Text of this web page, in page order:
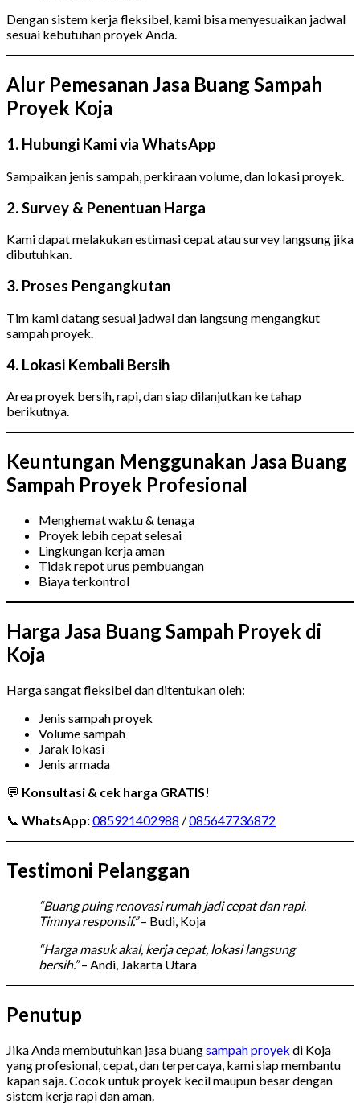
Dengan sistem kerja fleksibel, kami bisa menyesuaikan jadwal
sesuai kebutuhan proyek Anda.
Alur Pemesanan Jasa Buang Sampah
Proyek Koja
1. Hubungi Kami via WhatsApp
Sampaikan jenis sampah, perkiraan volume, dan lokasi proyek.
2. Survey & Penentuan Harga
Kami dapat melakukan estimasi cepat atau survey langsung jika
dibutuhkan.
3. Proses Pengangkutan
Tim kami datang sesuai jadwal dan langsung mengangkut
sampah proyek.
4. Lokasi Kembali Bersih
Area proyek bersih, rapi, dan siap dilanjutkan ke tahap
berikutnya.
Keuntungan Menggunakan Jasa Buang
Sampah Proyek Profesional
Menghemat waktu & tenaga
Proyek lebih cepat selesai
Lingkungan kerja aman
Tidak repot urus pembuangan
Biaya terkontrol
Harga Jasa Buang Sampah Proyek di
Koja
Harga sangat fleksibel dan ditentukan oleh:
Jenis sampah proyek
Volume sampah
Jarak lokasi
Jenis armada
💬 Konsultasi & cek harga GRATIS!
📞 WhatsApp:085921402988 /085647736872
Testimoni Pelanggan
“Buang puing renovasi rumah jadi cepat dan rapi.
Timnya responsif.”– Budi, Koja
“Harga masuk akal, kerja cepat, lokasi langsung
bersih.”– Andi, Jakarta Utara
Penutup
Jika Anda membutuhkan jasa buangsampah proyek di Koja
yang profesional, cepat, dan terpercaya, kami siap membantu
kapan saja. Cocok untuk proyek kecil maupun besar dengan
sistem kerja rapi dan aman.